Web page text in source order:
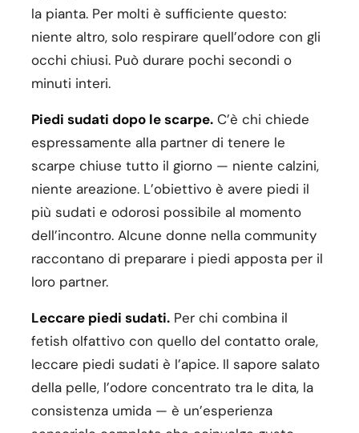
la pianta. Per molti è sufficiente questo:
niente altro, solo respirare quell’odore con gli
occhi chiusi. Può durare pochi secondi o
minuti interi.
Piedi sudati dopo le scarpe.C’è chi chiede
espressamente alla partner di tenere le
scarpe chiuse tutto il giorno — niente calzini,
niente areazione. L’obiettivo è avere piedi il
più sudati e odorosi possibile al momento
dell’incontro. Alcune donne nella community
raccontano di preparare i piedi apposta per il
loro partner.
Leccare piedi sudati.Per chi combina il
fetish olfattivo con quello del contatto orale,
leccare piedi sudati è l’apice. Il sapore salato
della pelle, l’odore concentrato tra le dita, la
consistenza umida — è un’esperienza